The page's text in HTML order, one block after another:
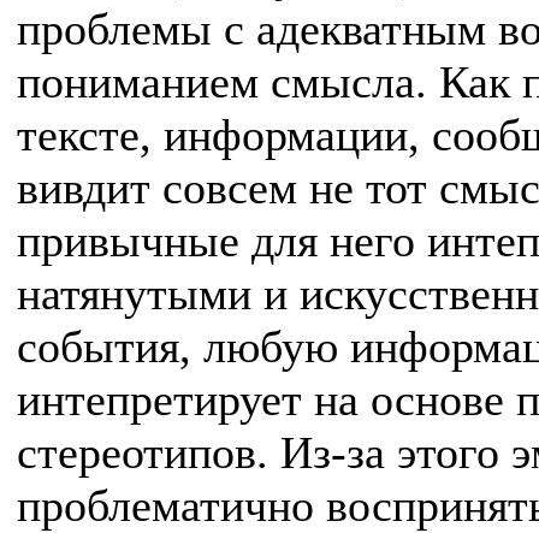
проблемы с адекватным
пониманием смысла. Как
тексте, информации,
вивдит совсем не тот
привычные для него
натянутыми и
события, любую
интепретирует на основе
стереотипов. Из-за
проблематично